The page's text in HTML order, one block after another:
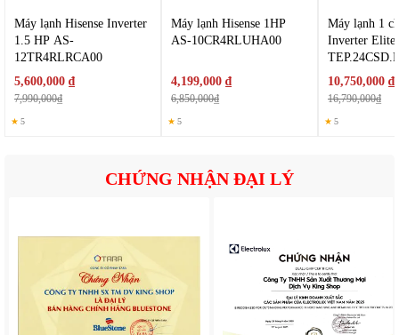
2. Tính năng nổi bật củaMidea MSFQ-24CRN8
Turbo – Làm lạnh nhanh tức thì
Máy lạnh Hisense Inverter
1.5 HP AS-
12TR4RLRCA00
5,600,000 ₫
7,990,000₫
★ 5
Máy lạnh Hisense 1HP
AS-10CR4RLUHA00
4,199,000 ₫
6,850,000₫
★ 5
Máy lạnh 1
Inverter Elite
10,750,000 ₫
16,790,000₫
★ 5
CHỨNG NHẬN ĐẠI LÝ